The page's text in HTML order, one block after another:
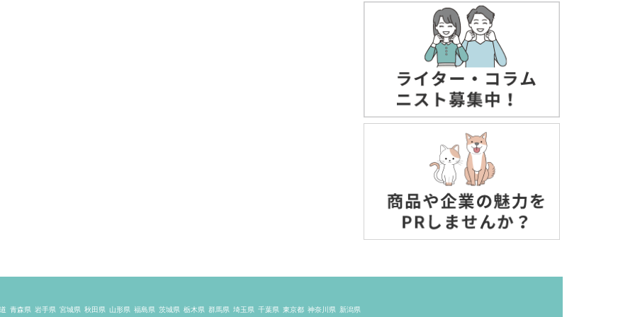
青森県 岩手県 宮城県 秋田県 山形県 福島県 茨城県 栃木県 群馬県 埼玉県 千葉県 東京都 神奈川県 新潟県